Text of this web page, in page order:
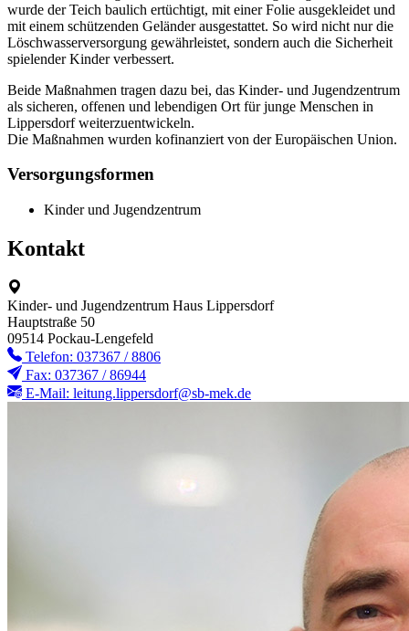
wurde der Teich baulich ertüchtigt, mit einer Folie ausgekleidet und
mit einem schützenden Geländer ausgestattet. So wird nicht nur die
Löschwasserversorgung gewährleistet, sondern auch die Sicherheit
spielender Kinder verbessert.
Beide Maßnahmen tragen dazu bei, das Kinder- und Jugendzentrum
als sicheren, offenen und lebendigen Ort für junge Menschen in
Lippersdorf weiterzuentwickeln.
Die Maßnahmen wurden kofinanziert von der Europäischen Union.
Versorgungsformen
Kinder und Jugendzentrum
Kontakt
Kinder- und Jugendzentrum Haus Lippersdorf
Hauptstraße 50
09514 Pockau-Lengefeld
Telefon: 037367 / 8806
Fax: 037367 / 86944
E-Mail: leitung.lippersdorf@sb-mek.de